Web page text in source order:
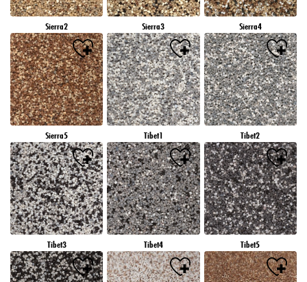
Sierra2 Sierra3 Sierra4
Sierra5 Tibet1 Tibet2
Tibet3 Tibet4 Tibet5